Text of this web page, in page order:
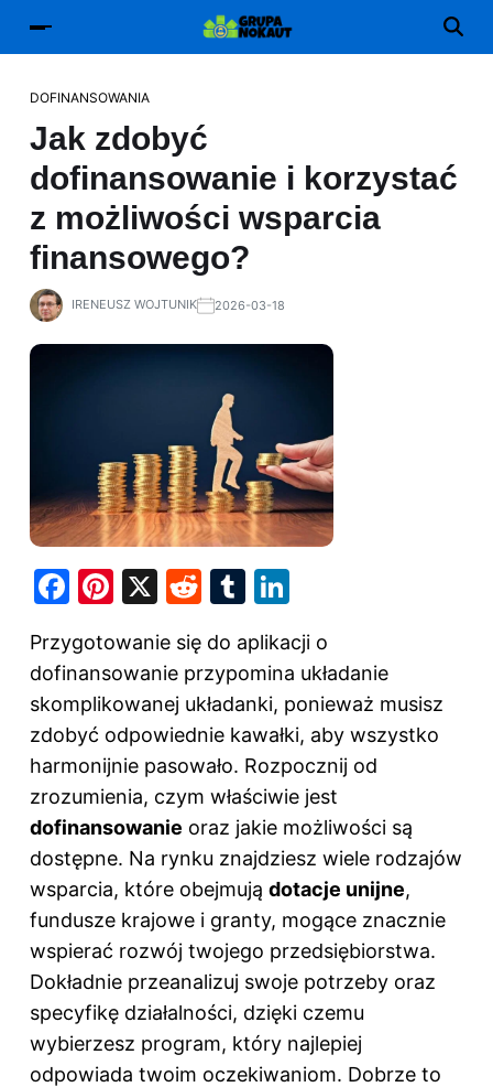
DOFINANSOWANIA
Jak zdobyć
dofinansowanie i korzystać
z możliwości wsparcia
finansowego?
IRENEUSZ WOJTUNIK 2026-03-18
F
c
e
b
o
o
k
Pi
er
e
st
X
R
d
di
t
T
m
bl
r
k
e
dI
n
Przygotowanie się do aplikacji o
dofinansowanie przypomina układanie
skomplikowanej układanki, ponieważ musisz
zdobyć odpowiednie kawałki, aby wszystko
harmonijnie pasowało. Rozpocznij od
zrozumienia, czym właściwie jest
dofinansowanie oraz jakie możliwości są
dostępne. Na rynku znajdziesz wiele rodzajów
wsparcia, które obejmują dotacje unijne,
fundusze krajowe i granty, mogące znacznie
wspierać rozwój twojego przedsiębiorstwa.
Dokładnie przeanalizuj swoje potrzeby oraz
specyfikę działalności, dzięki czemu
wybierzesz program, który najlepiej
odpowiada twoim oczekiwaniom. Dobrze to